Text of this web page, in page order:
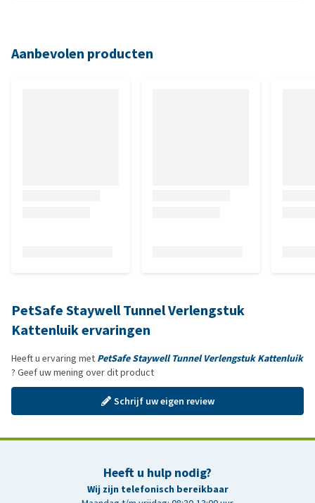
Aanbevolen producten
PetSafe Staywell Tunnel Verlengstuk
Kattenluik ervaringen
Heeft u ervaring met PetSafe Staywell Tunnel Verlengstuk Kattenluik
? Geef uw mening over dit product
Schrijf uw eigen review
Heeft u hulp nodig?
Wij zijn telefonisch bereikbaar